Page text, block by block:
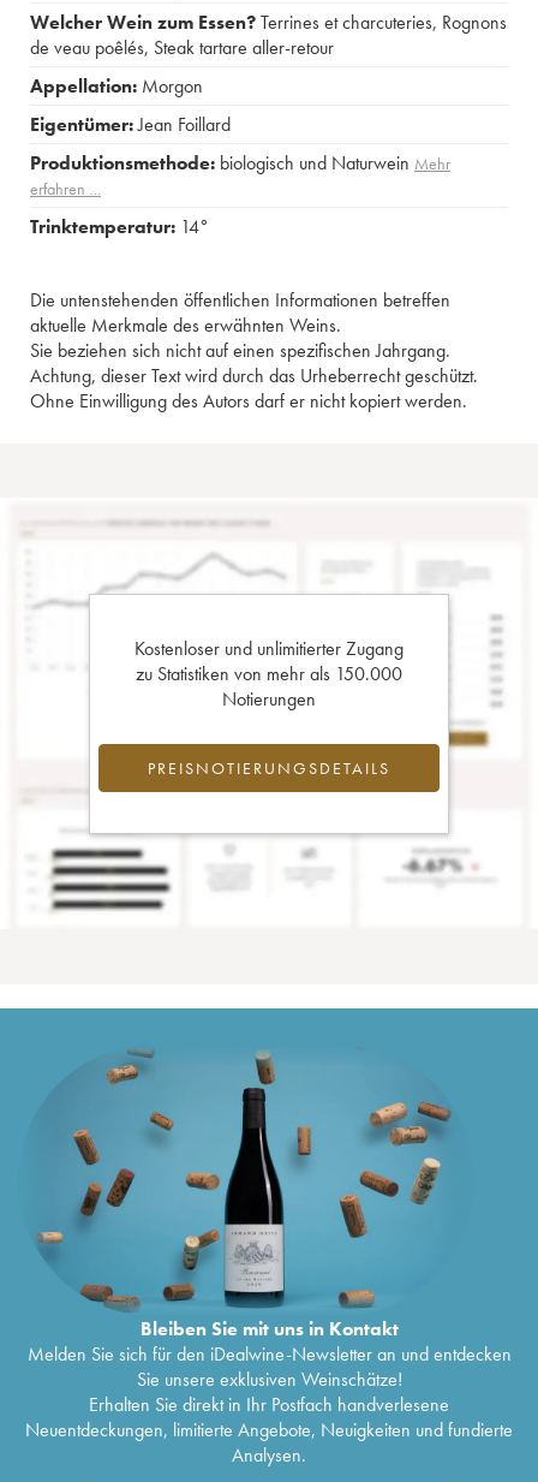
Welcher Wein zum Essen?Terrines et charcuteries, Rognons
de veau poêlés, Steak tartare aller-retour
Appellation: Morgon
Eigentümer:Jean Foillard
Produktionsmethode: biologisch und Naturwein Mehr
erfahren …
Trinktemperatur: 14°
Die untenstehenden öffentlichen Informationen betreffen
aktuelle Merkmale des erwähnten Weins.
Sie beziehen sich nicht auf einen spezifischen Jahrgang.
Achtung, dieser Text wird durch das Urheberrecht geschützt.
Ohne Einwilligung des Autors darf er nicht kopiert werden.
Kostenloser und unlimitierter Zugang
zu Statistiken von mehr als 150.000
Notierungen
PREISNOTIERUNGSDETAILS
Bleiben Sie mit uns in Kontakt
Melden Sie sich für den iDealwine-Newsletter an und entdecken
Sie unsere exklusiven Weinschätze!
Erhalten Sie direkt in Ihr Postfach handverlesene
Neuentdeckungen, limitierte Angebote, Neuigkeiten und fundierte
Analysen.